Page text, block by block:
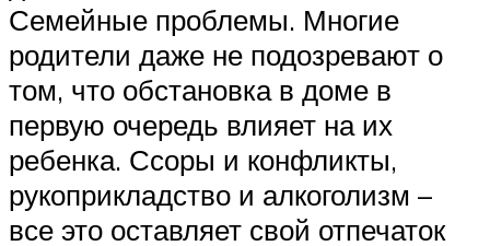
Семейные проблемы. Многие
родители даже не подозревают о
том, что обстановка в доме в
первую очередь влияет на их
ребенка. Ссоры и конфликты,
рукоприкладство и алкоголизм –
все это оставляет свой отпечаток